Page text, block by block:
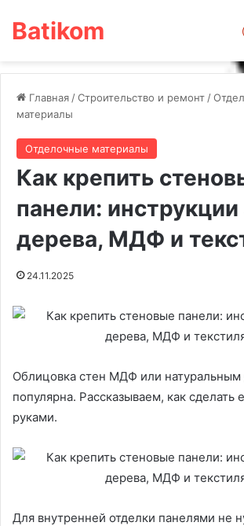
Batikom
Главная /Строительство и ремонт /
материалы
Отделочные материалы
Как крепить
панели:
дерева, МДФ и
24.11.2025
Облицовка стен МДФ или
популярна. Рассказываем, как сделать
руками.
Для внутренней отделки панелями не